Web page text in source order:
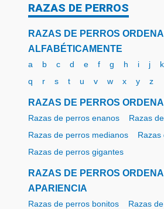
RAZAS DE PERROS
RAZAS DE PERROS
ALFABÉTICAMENTE
a b c d e f g h i j k
q
r s t u v w x y z
RAZAS DE PERROS
Razas de perros enanos
Razas
Razas de perros medianos
Razas
Razas de perros gigantes
RAZAS DE PERROS
APARIENCIA
Razas de perros bonitos
Razas